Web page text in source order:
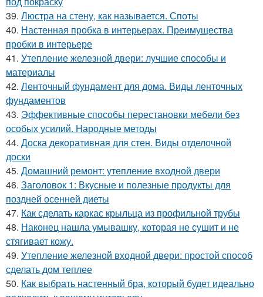
39. Люстра на стену, как называется. Споты
40. Настенная пробка в интерьерах. Преимущества
пробки в интерьере
41. Утепление железной двери: лучшие способы и
материалы
42. Ленточный фундамент для дома. Виды ленточных
фундаментов
43. Эффективные способы перестановки мебели без
особых усилий. Народные методы
44. Доска декоративная для стен. Виды отделочной
доски
45. Домашний ремонт: утепление входной двери
46. Заголовок 1: Вкусные и полезные продукты для
поздней осенней диеты
47. Как сделать каркас крыльца из профильной трубы
48. Наконец нашла умывашку, которая не сушит и не
стягивает кожу.
49. Утепление железной входной двери: простой способ
сделать дом теплее
50. Как выбрать настенный бра, который будет идеально